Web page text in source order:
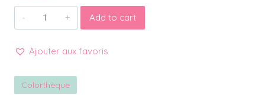
Bracelet
cordon
fleur
quantity
Add to cart
Ajouter aux favoris
Colorthèque